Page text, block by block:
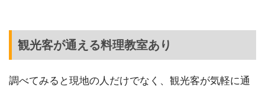
観光客が通える料理教室あり
調べてみると現地の人だけでなく、観光客が気軽に通